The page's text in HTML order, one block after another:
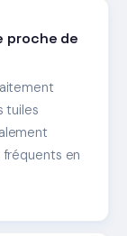
proche de
tuiles
en